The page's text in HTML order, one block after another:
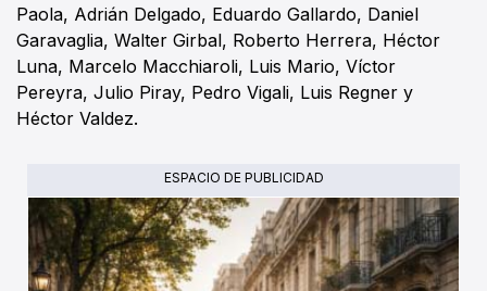
Paola, Adrián Delgado, Eduardo Gallardo, Daniel
Garavaglia, Walter Girbal, Roberto Herrera, Héctor
Luna, Marcelo Macchiaroli, Luis Mario, Víctor
Pereyra, Julio Piray, Pedro Vigali, Luis Regner y
Héctor Valdez.
ESPACIO DE PUBLICIDAD